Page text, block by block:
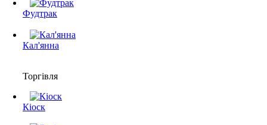
Фудтрак
Кал'янна
Торгівля
Кіоск